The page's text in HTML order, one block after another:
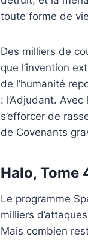
toute forme de
Des milliers de
que l’invention
de l’humanité
: l’Adjudant.
s’efforcer de
de Covenants
Halo, Tome
Le programme
milliers
Mais combien